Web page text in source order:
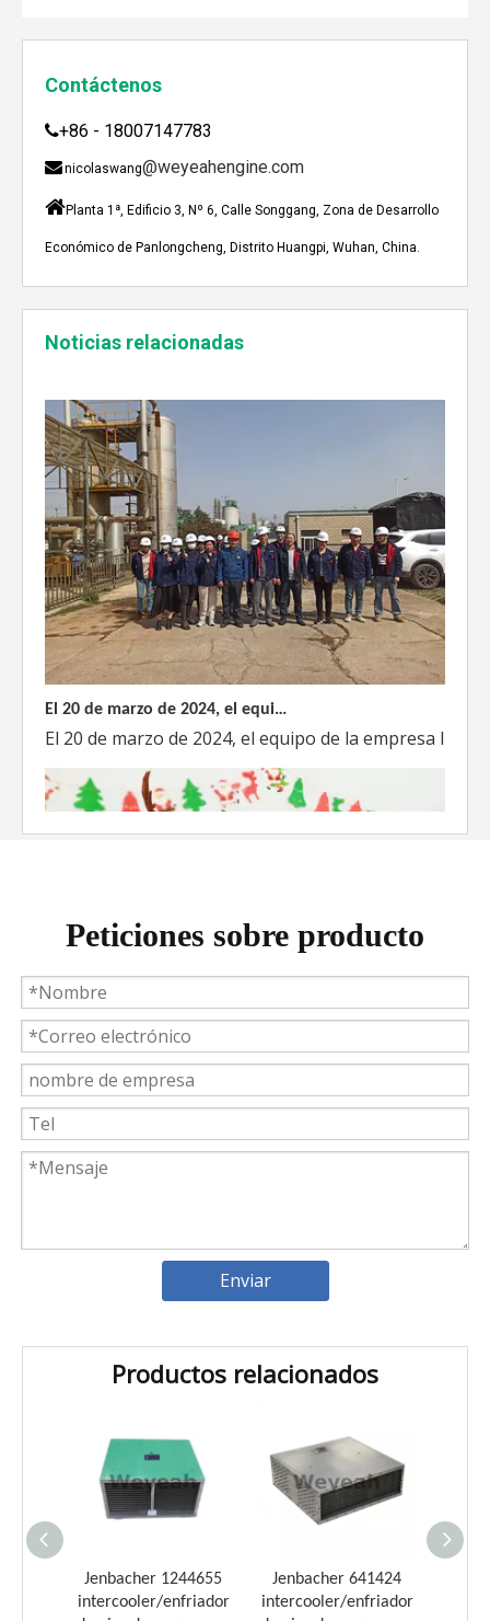
Contáctenos
+86 - 18007147783
nicolaswang@weyeahengine.com
Planta 1ª, Edificio 3, Nº 6, Calle Songgang, Zona de Desarrollo
Económico de Panlongcheng, Distrito Huangpi, Wuhan, China.
Noticias relacionadas
A mediados de julio de 2023, Weyeah poder todo el
El 20 de marzo de 2024, el equipo de la empresa
Weyeah Power celebra una cálida Navidad, ¡festejando juntos en esta temporada festiva!
Weyeah Power, 25 de diciembre de 2023 - En esta
Introducción a los cojinetes de biela Weyeah
Peticiones sobre producto
Enviar
Productos relacionados
Jenbacher 1244655
intercooler/enfriador
Jenbacher 641424
intercooler/enfriador